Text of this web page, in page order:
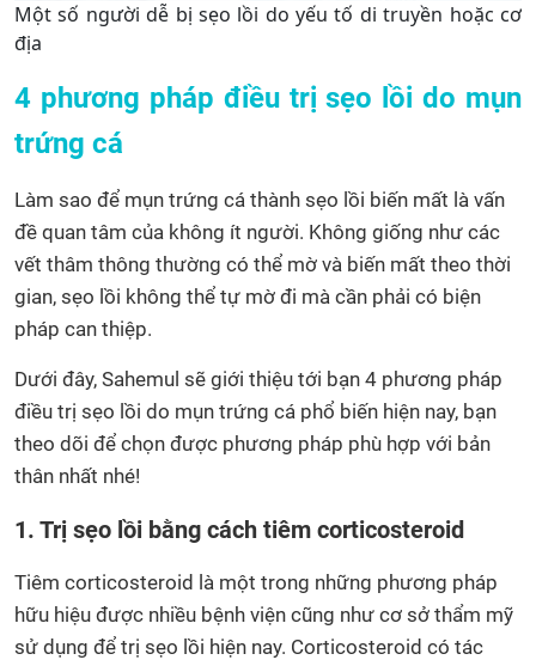
Một số người dễ bị sẹo lồi do yếu tố di truyền hoặc cơ
địa
4 phương pháp điều trị sẹo lồi do mụn
trứng cá
Làm sao để mụn trứng cá thành sẹo lồi biến mất là vấn
đề quan tâm của không ít người. Không giống như các
vết thâm thông thường có thể mờ và biến mất theo thời
gian, sẹo lồi không thể tự mờ đi mà cần phải có biện
pháp can thiệp.
Dưới đây, Sahemul sẽ giới thiệu tới bạn 4 phương pháp
điều trị sẹo lồi do mụn trứng cá phổ biến hiện nay, bạn
theo dõi để chọn được phương pháp phù hợp với bản
thân nhất nhé!
1. Trị sẹo lồi bằng cách tiêm corticosteroid
Tiêm corticosteroid là một trong những phương pháp
hữu hiệu được nhiều bệnh viện cũng như cơ sở thẩm mỹ
sử dụng để trị sẹo lồi hiện nay. Corticosteroid có tác